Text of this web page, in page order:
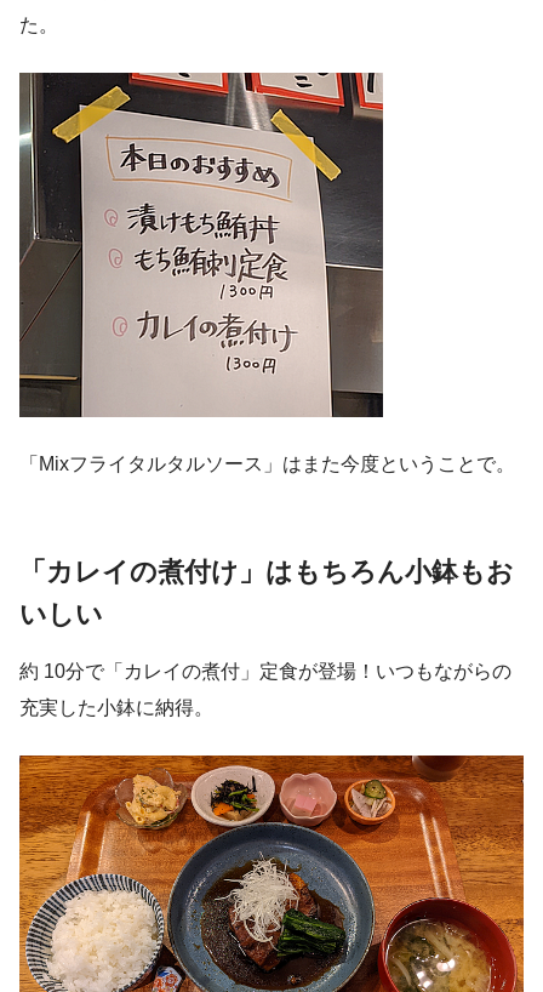
た。
「Mixフライタルタルソース」はまた今度ということで。
「カレイの煮付け」はもちろん小鉢もお
いしい
約 10分で「カレイの煮付」定食が登場！いつもながらの
充実した小鉢に納得。